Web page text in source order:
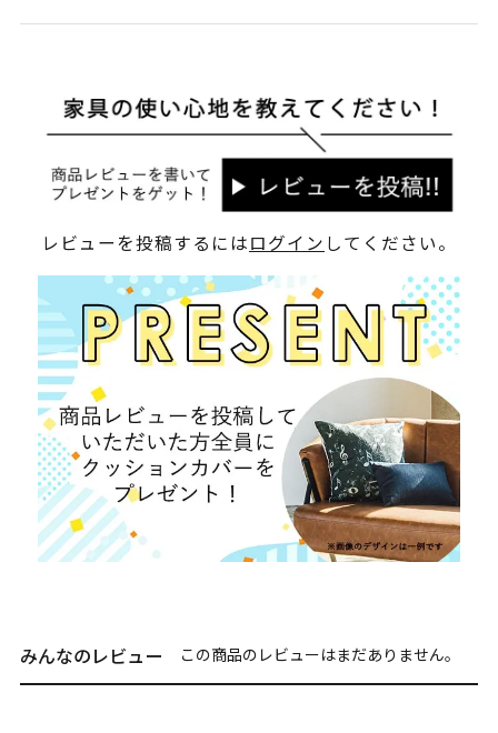
レビューを投稿するにはログイン してください。
みんなのレビュー この商品のレビューはまだありません。